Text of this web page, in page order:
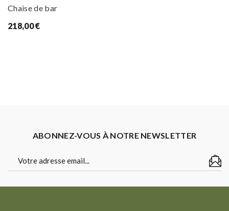
Chaise de bar
218,00€
ABONNEZ-VOUS À NOTRE NEWSLETTER